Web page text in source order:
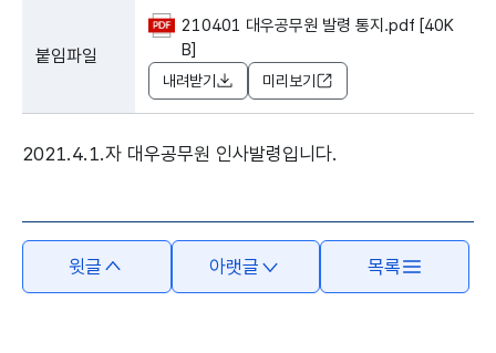
붙임파일
210401 대우공무원 발령 통지.pdf [40K
B]
내려받기 미리보기
2021.4.1.자 대우공무원 인사발령입니다.
윗글 아랫글 목록